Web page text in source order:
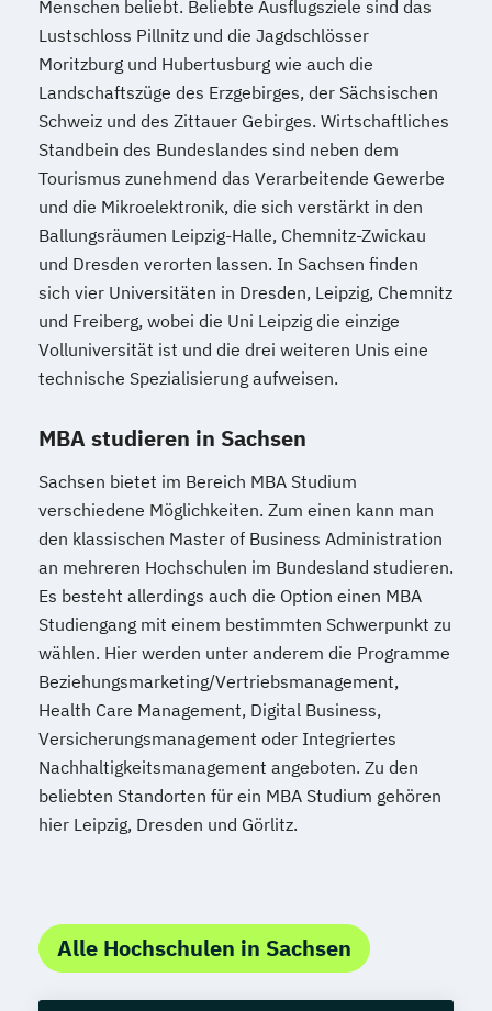
Menschen beliebt. Beliebte Ausflugsziele sind das
Lustschloss Pillnitz und die Jagdschlösser
Moritzburg und Hubertusburg wie auch die
Landschaftszüge des Erzgebirges, der Sächsischen
Schweiz und des Zittauer Gebirges. Wirtschaftliches
Standbein des Bundeslandes sind neben dem
Tourismus zunehmend das Verarbeitende Gewerbe
und die Mikroelektronik, die sich verstärkt in den
Ballungsräumen Leipzig-Halle, Chemnitz-Zwickau
und Dresden verorten lassen. In Sachsen finden
sich vier Universitäten in Dresden, Leipzig, Chemnitz
und Freiberg, wobei die Uni Leipzig die einzige
Volluniversität ist und die drei weiteren Unis eine
technische Spezialisierung aufweisen.
MBA studieren in Sachsen
Sachsen bietet im Bereich MBA Studium
verschiedene Möglichkeiten. Zum einen kann man
den klassischen Master of Business Administration
an mehreren Hochschulen im Bundesland studieren.
Es besteht allerdings auch die Option einen MBA
Studiengang mit einem bestimmten Schwerpunkt zu
wählen. Hier werden unter anderem die Programme
Beziehungsmarketing/Vertriebsmanagement,
Health Care Management, Digital Business,
Versicherungsmanagement oder Integriertes
Nachhaltigkeitsmanagement angeboten. Zu den
beliebten Standorten für ein MBA Studium gehören
hier Leipzig, Dresden und Görlitz.
Alle Hochschulen in Sachsen